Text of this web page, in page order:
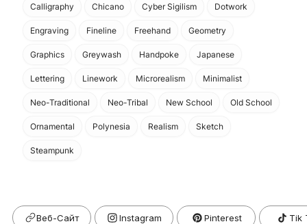
Calligraphy Chicano Cyber Sigilism Dotwork
Engraving Fineline Freehand Geometry
Graphics Greywash Handpoke Japanese
Lettering Linework Microrealism Minimalist
Neo-Traditional Neo-Tribal New School Old School
Ornamental Polynesia Realism Sketch
Steampunk
Веб-Сайт Pinterest Tik